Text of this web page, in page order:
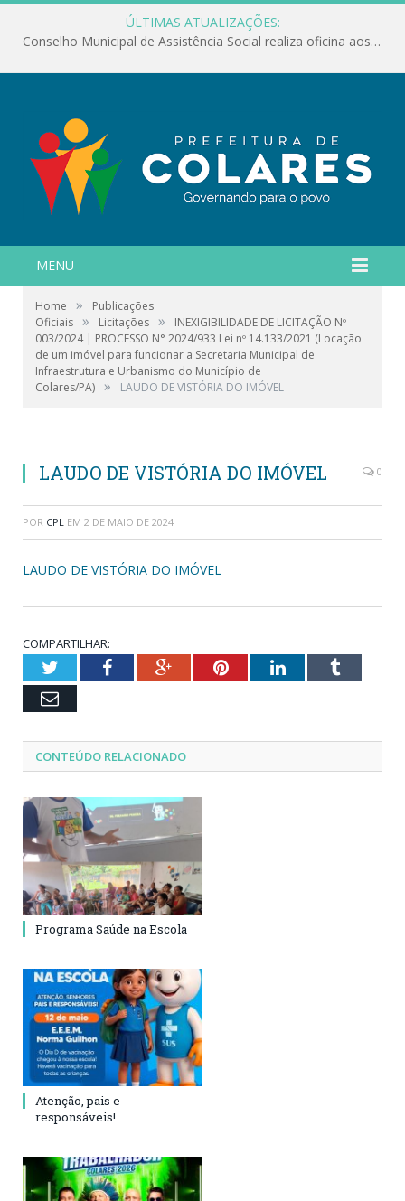
ÚLTIMAS ATUALIZAÇÕES:
Conselho Municipal de Assistência Social realiza oficina aos servidores
MENU
Home »
Publicações
Oficiais » Licitações »
INEXIGIBILIDADE DE LICITAÇÃO Nº
003/2024 | PROCESSO N° 2024/933 Lei nº 14.133/2021 (Locação
de um imóvel para funcionar a Secretaria Municipal de
Infraestrutura e Urbanismo do Município de
Colares/PA) » LAUDO DE VISTÓRIA DO IMÓVEL
LAUDO DE VISTÓRIA DO IMÓVEL 0
POR CPL EM 2 DE MAIO DE 2024
LAUDO DE VISTÓRIA DO IMÓVEL
COMPARTILHAR:
TwitterFacebookGoogle+PinterestLinkedInTumblr
Email
CONTEÚDO RELACIONADO
Programa Saúde na Escola
Atenção, pais e
responsáveis!